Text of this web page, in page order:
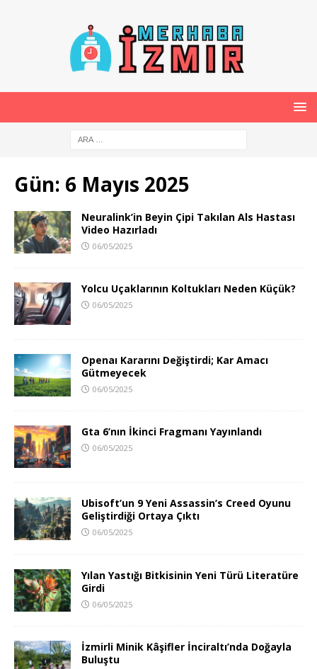
Gün: 6 Mayıs 2025
Neuralink’in Beyin Çipi Takılan Als Hastası
Video Hazırladı
06/05/2025
Yolcu Uçaklarının Koltukları Neden Küçük?
06/05/2025
Openaı Kararını Değiştirdi; Kar Amacı
Gütmeyecek
06/05/2025
Gta 6’nın İkinci Fragmanı Yayınlandı
06/05/2025
Ubisoft’un 9 Yeni Assassin’s Creed Oyunu
Geliştirdiği Ortaya Çıktı
06/05/2025
Yılan Yastığı Bitkisinin Yeni Türü Literatüre
Girdi
06/05/2025
İzmirli Minik Kâşifler İnciraltı’nda Doğayla
Buluştu